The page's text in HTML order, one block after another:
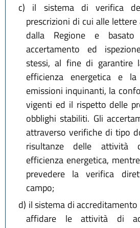
c) il sistema di verifica
prescrizioni di cui alle lettere
dalla Regione e
accertamento ed
stessi, al fine di garantire
efficienza energetica e
emissioni inquinanti, la
vigenti ed il rispetto delle
obblighi stabiliti. Gli
attraverso verifiche di tipo
risultanze delle
efficienza energetica,
prevedere la verifica
campo;
d) il sistema di
affidare le attività di